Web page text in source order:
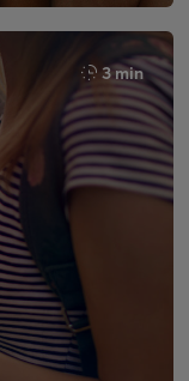
3 min